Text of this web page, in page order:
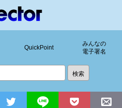
QuickPoint
みんなの
電子署名